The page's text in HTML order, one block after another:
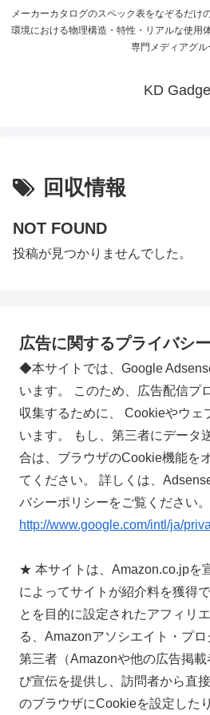
メーカーカタログのスペック表をなぞるだけ
環境における物理構造・特性・リアルな使用
専門メディアグル
KD
回収情報
NOT FOUND
投稿が見つかりませんでした。
広告に関するプライバシ
◆本サイトでは、Google
います。 このため、広告配信プ
収集するために、 Cookieやウェ
います。 もし、第三者にデータ
合は、ブラウザのCookie機能を
てください。 詳しくは、
バシーポリシーをご覧ください。
http://www.google.com/intl/ja/
★ 本サイトは、Amazon.co.jpを
によってサイトが紹介料を獲得
とを目的に設定されたアフィリ
る、Amazonアソシエイト・プロ
第三者（Amazonや他の広告掲
び宣伝を提供し、訪問者から直
のブラウザにCookieを設定した